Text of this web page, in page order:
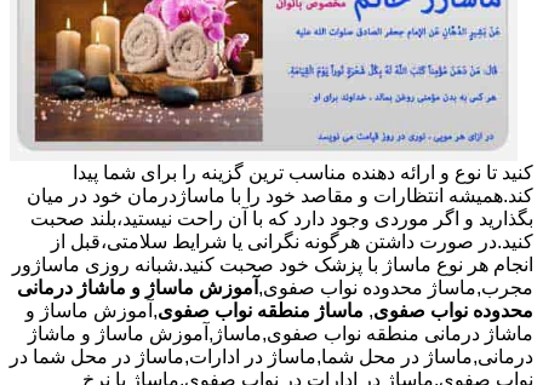
کنید تا نوع و ارائه دهنده مناسب ترین گزینه را برای شما پیدا
کند.همیشه انتظارات و مقاصد خود را با ماساژدرمان خود در میان
بگذارید و اگر موردی وجود دارد که با آن راحت نیستید،بلند صحبت
کنید.در صورت داشتن هرگونه نگرانی یا شرایط سلامتی،قبل از
انجام هر نوع ماساژ با پزشک خود صحبت کنید.شبانه روزی ماساژور
مجرب,ماساژ محدوده نواب صفوی, آموزش ماساژ و ماشاژ درمانی
محدوده نواب صفوی, ماساژ منطقه نواب صفوی,آموزش ماساژ و
ماشاژ درمانی منطقه نواب صفوی,ماساژ,آموزش ماساژ و ماشاژ
درمانی,ماساژ در محل شما,ماساژ در ادارات,ماساژ در محل شما در
نواب صفوی,ماساژ در ادارات در نواب صفوی,ماساژ با نرخ